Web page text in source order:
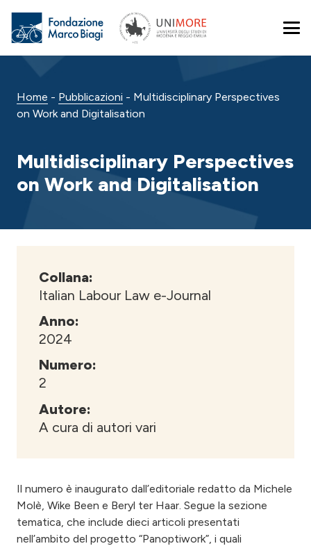
Home - Pubblicazioni - Multidisciplinary Perspectives
on Work and Digitalisation
Multidisciplinary Perspectives
on Work and Digitalisation
Il numero è inaugurato dall’editoriale redatto da Michele
Molè, Wike Been e Beryl ter Haar. Segue la sezione
tematica, che include dieci articoli presentati
nell’ambito del progetto “Panoptiwork”, i quali
Collana:
Italian Labour Law e-Journal
Anno:
2024
Numero:
2
Autore:
A cura di autori vari